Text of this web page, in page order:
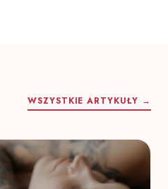
WSZYSTKIE ARTYKUŁY →